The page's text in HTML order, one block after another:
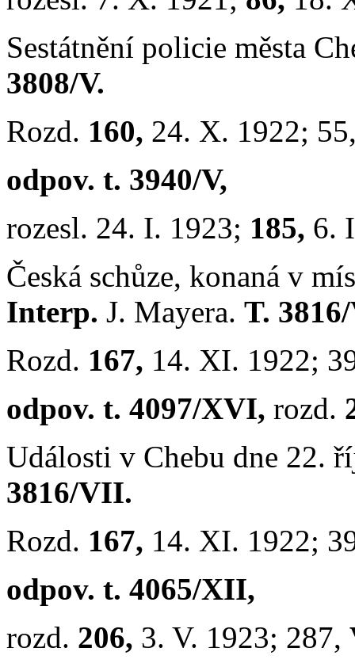
Sestátnění policie města
3808/V.
Rozd. 160, 24. X. 1922;
odpov. t. 3940/V,
rozesl. 24. I. 1923; 185, 6.
Česká schůze, konaná v
Interp. J. Mayera. T.
Rozd. 167, 14. XI. 1922;
odpov. t. 4097/XVI, rozd.
Události v Chebu dne 22.
3816/VII.
Rozd. 167, 14. XI. 1922;
odpov. t. 4065/XII,
rozd. 206, 3. V. 1923; 287,